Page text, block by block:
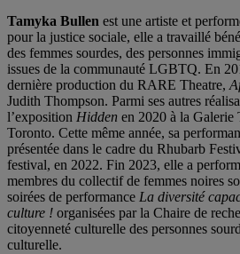
Tamyka Bullen est une artiste et
pour la justice sociale, elle a travaillé
des femmes sourdes, des personnes
issues de la communauté LGBTQ. En
dernière production du RARE Theatre,
Judith Thompson. Parmi ses autres
l’exposition Hidden en 2020 à la
Toronto. Cette même année, sa
présentée dans le cadre du Rhubarb
festival, en 2022. Fin 2023, elle a
membres du collectif de femmes noires
soirées de performance La diversité
culture ! organisées par la Chaire de
citoyenneté culturelle des personnes
culturelle.